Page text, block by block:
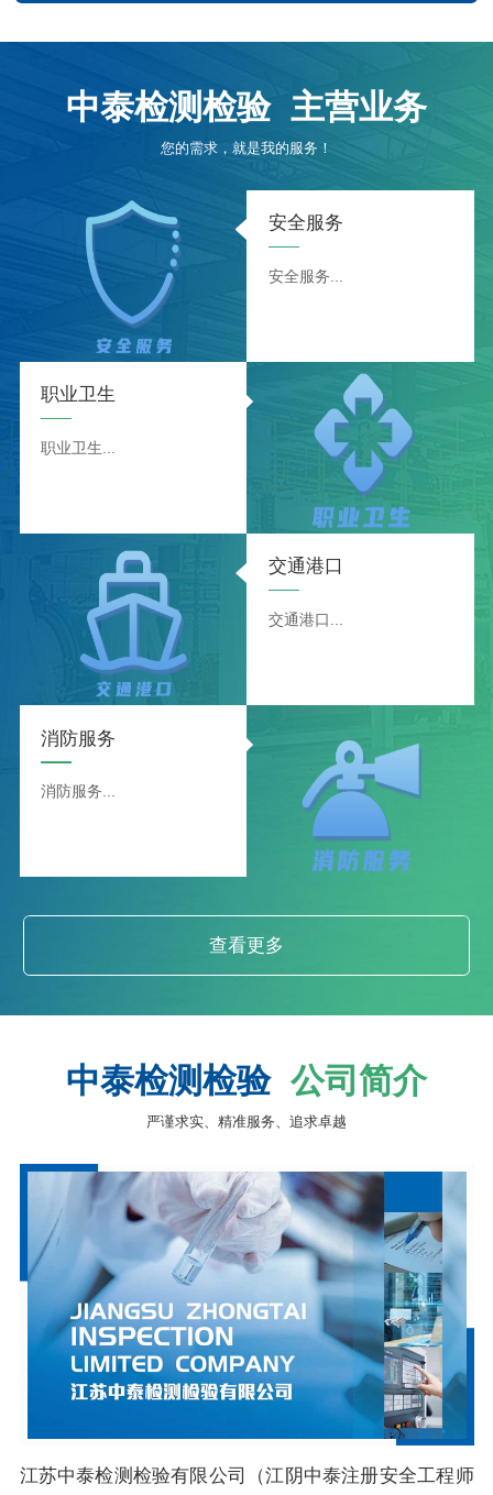
中泰检测检验 主营业务
您的需求，就是我的服务！
安全服务
安全服务...
职业卫生
职业卫生...
交通港口
交通港口...
消防服务
消防服务...
查看更多
中泰检测检验 公司简介
严谨求实、精准服务、追求卓越
江苏中泰检测检验有限公司（江阴中泰注册安全工程师